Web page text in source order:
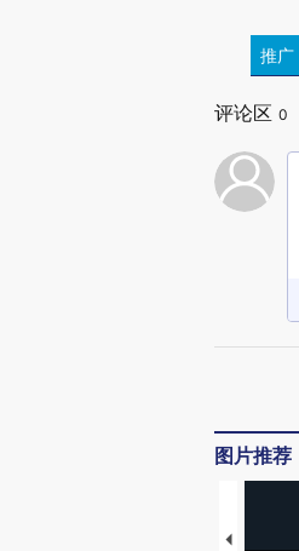
推广
评论区 0
图片推荐